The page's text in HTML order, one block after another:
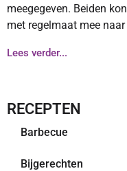
meegegeven. Beiden
met regelmaat mee
Lees verder...
RECEPTEN
Barbecue
Bijgerechten